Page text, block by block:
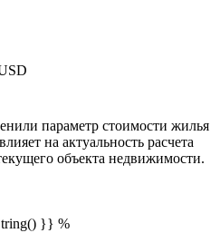
параметр стоимости жилья
на актуальность расчета
объекта недвижимости.
}} %